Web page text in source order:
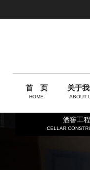
首 页
HOME
关于
ABOUT
酒窖工程
CELLAR